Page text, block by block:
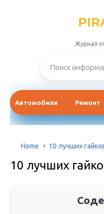
Журнал
Автомобили Ремонт
Home 10 лучших
10 лучших